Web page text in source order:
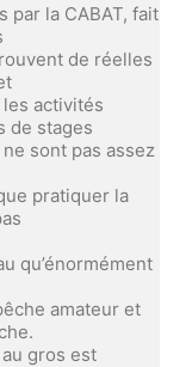
par la CABAT, fait
de réelles
les activités
de stages
sont pas assez
pratiquer la
qu’énormément
amateur et
gros est